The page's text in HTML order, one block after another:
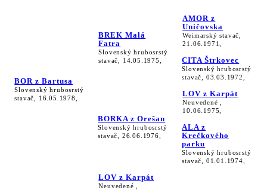
BOR z Bartusa
Slovenský hrubosrstý
stavač, 16.05.1978,
BREK Malá
Fatra
Slovenský hrubosrstý
stavač, 14.05.1975,
AMOR z
Uničovska
Weimarský stavač,
21.06.1971,
CITA Štrkovec
Slovenský hrubosrstý
stavač, 03.03.1972,
BORKA z Orešan
Slovenský hrubosrstý
stavač, 26.06.1976,
LOV z Karpát
Neuvedené ,
10.06.1975,
ALA z
Krečkového
parku
Slovenský hrubosrstý
stavač, 01.01.1974,
LOV z Karpát
Neuvedené ,